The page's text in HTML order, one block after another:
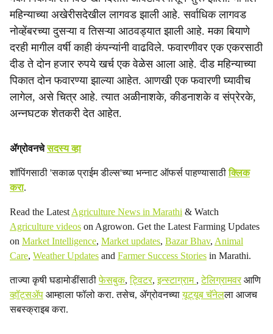
महिन्याच्या अखेरीसदेखील लागवड झाली आहे. सर्वाधिक लागवड
नोव्हेंबरच्या दुसऱ्या व तिसऱ्या आठवड्यात झाली आहे. मका बियाणे
दरही मागील वर्षी काही कंपन्यांनी वाढविले. फवारणीवर एक एकरसाठी
दीड ते दोन हजार रुपये खर्च एक वेळेस आला आहे. दीड महिन्याच्या
पिकात दोन फवारण्या झाल्या आहेत. आणखी एक फवारणी घ्यावीच
लागेल, असे चित्र आहे. त्यात अळीनाशके, कीडनाशके व संप्रेरके,
अन्नघटक शेतकरी देत आहेत.
ॲग्रोवनचेसदस्य व्हा
शॉपिंगसाठी 'सकाळ प्राईम डील्स'च्या भन्नाट ऑफर्स पाहण्यासाठीक्लिक
करा.
Read the Latest Agriculture News in Marathi & Watch
Agriculture videos on Agrowon. Get the Latest Farming Updates
on Market Intelligence, Market updates, Bazar Bhav, Animal
Care, Weather Updates and Farmer Success Stories in Marathi.
ताज्या कृषी घडामोडींसाठीफेसबुक,ट्विटर,इन्स्टाग्राम ,टेलिग्रामवरआणि
व्हॉट्सॲप आम्हाला फॉलो करा. तसेच, ॲग्रोवनच्यायूट्यूब चॅनेलला आजच
सबस्क्राइब करा.